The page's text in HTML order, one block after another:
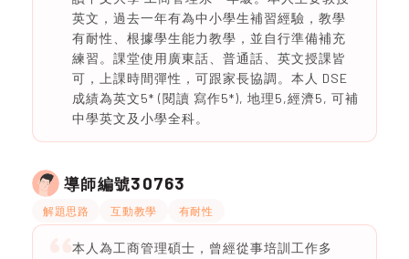
英文，過去一年有為中小學生補習經驗，教學
有耐性、根據學生能力教學，並自行準備補充
練習。課堂使用廣東話、普通話、英文授課皆
可，上課時間彈性，可跟家長協調。本人 DSE
成績為英文5* (閱讀 寫作5*), 地理5,經濟5, 可補
中學英文及小學全科。
導師編號30763
解題思路 互動教學 有耐性
本人為工商管理碩士，曾經從事培訓工作多